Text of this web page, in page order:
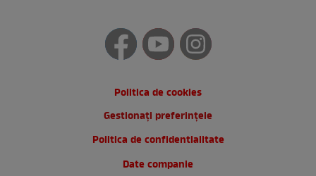
Politica de cookies
Gestionați preferințele
Politica de confidentialitate
Date companie